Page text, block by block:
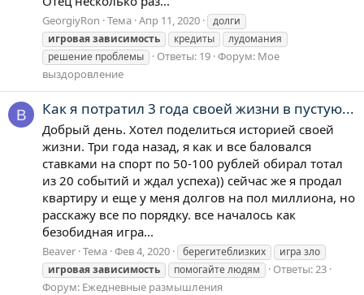
GeorgiyRon Тема Апр 11, 2020
долги
игроваязависимость кредиты
лудомания
решение проблемы
Ответы: 19 Форум: Мое
выздоровление
B Как я потратил 3 года своей жизни в пустую...
Добрый день. Хотел поделиться историей своей
жизни. Три года назад, я как и все баловался
ставками на спорт по 50-100 рублей обирал тотал
из 20 событий и ждал успеха)) сейчас же я продал
квартиру и еще у меня долгов на пол миллиона, но
расскажу все по порядку. все началось как
безобидная игра...
Beaver Тема Фев 4, 2020 берегитеблизких
игра зло
игроваязависимость помогайте людям
Ответы: 23
Форум: Ежедневные размышления